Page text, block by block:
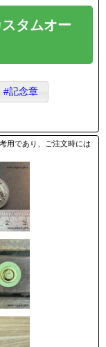
タムオー
#記念章
用であり、ご注文時には